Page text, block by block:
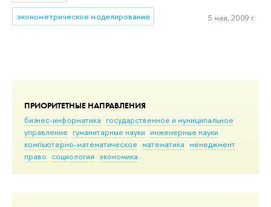
ПРИОРИТЕТНЫЕ НАПРАВЛЕНИЯ
бизнес-информатика государственное и муниципальное
управление гуманитарные науки инженерные науки
компьютерно-математическое математика менеджмент
право социология экономика
эконометрическое моделирование 5 мая, 2009 г.